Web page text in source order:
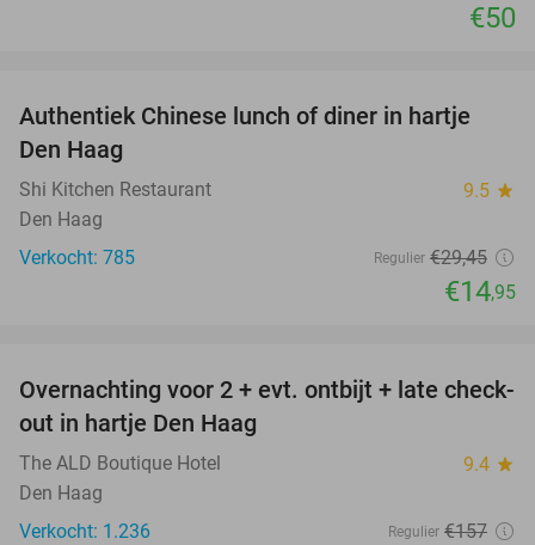
€50
49%
Authentiek Chinese lunch of diner in hartje
Den Haag
Shi Kitchen Restaurant 9.5 star
Den Haag
Verkocht: 785
Regulier €29,45
€14,95
30%
Overnachting voor 2 + evt. ontbijt + late check-
out in hartje Den Haag
The ALD Boutique Hotel 9.4 star
Den Haag
Verkocht: 1.236
Regulier €157